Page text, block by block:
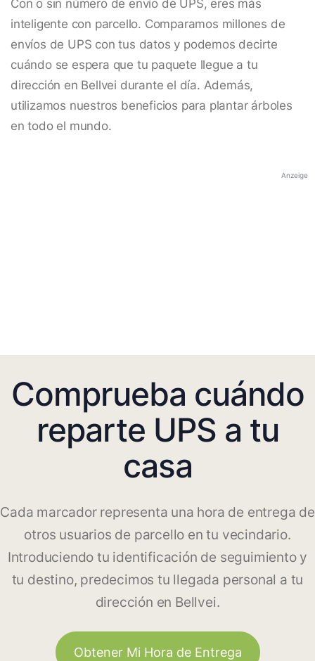
Con o sin número de envío de UPS, eres más
inteligente con parcello. Comparamos millones de
envíos de UPS con tus datos y podemos decirte
cuándo se espera que tu paquete llegue a tu
dirección en Bellvei durante el día. Además,
utilizamos nuestros beneficios para plantar árboles
en todo el mundo.
Anzeige
Comprueba cuándo
reparte UPS a tu
casa
Cada marcador representa una hora de entrega de
otros usuarios de parcello en tu vecindario.
Introduciendo tu identificación de seguimiento y
tu destino, predecimos tu llegada personal a tu
dirección en Bellvei.
Obtener Mi Hora de Entrega